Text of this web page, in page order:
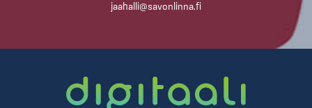
jaahalli@savonlinna.fi